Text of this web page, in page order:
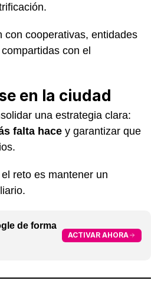
con cooperativas, entidades
con el
en la ciudad
una estrategia clara:
falta hace y garantizar que
reto es mantener un
de forma
ACTIVAR AHORA